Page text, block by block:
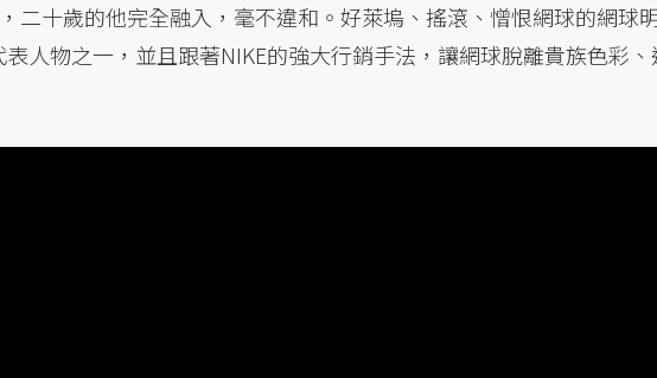
，二十歲的他完全融入，毫不違和。好萊塢、搖滾、憎恨網球的網球
表人物之一，並且跟著NIKE的強大行銷手法，讓網球脫離貴族色彩、